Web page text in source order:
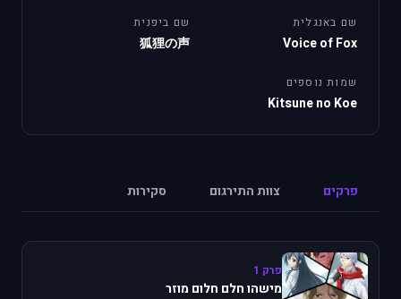
שם באנגלית
Voice of Fox
שם ביפנית
狐狸の声
שמות נוספים
Kitsune no Koe
פרקים צוות התירגום סקירות
פרק 1
מישהו חלם חלום מוזר